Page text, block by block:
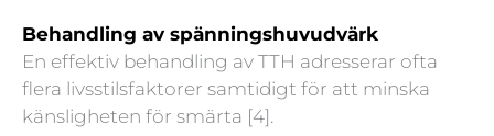
Behandling av spänningshuvudvärk
En effektiv behandling av TTH adresserar ofta
flera livsstilsfaktorer samtidigt för att minska
känsligheten för smärta [4].